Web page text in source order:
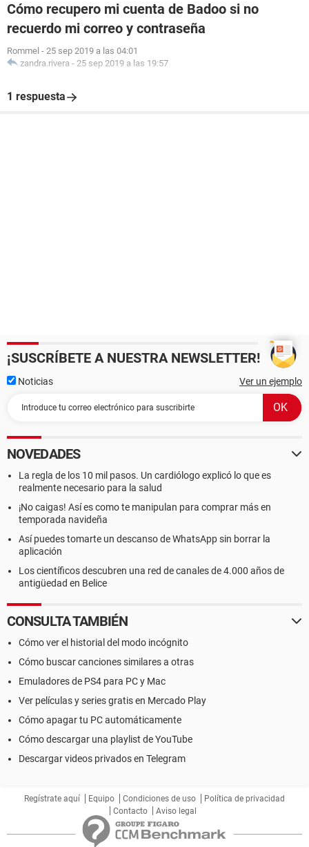
Cómo recupero mi cuenta de Badoo si no
recuerdo mi correo y contraseña
Rommel - 25 sep 2019 a las 04:01
zandra.rivera - 25 sep 2019 a las 19:57
1 respuesta
¡SUSCRÍBETE A NUESTRA NEWSLETTER!
Noticias Ver un ejemplo
NOVEDADES
La regla de los 10 mil pasos. Un cardiólogo explicó lo que es
realmente necesario para la salud
¡No caigas! Así es como te manipulan para comprar más en
temporada navideña
Así puedes tomarte un descanso de WhatsApp sin borrar la
aplicación
Los científicos descubren una red de canales de 4.000 años de
antigüedad en Belice
CONSULTA TAMBIÉN
Cómo ver el historial del modo incógnito
Cómo buscar canciones similares a otras
Emuladores de PS4 para PC y Mac
Ver películas y series gratis en Mercado Play
Cómo apagar tu PC automáticamente
Cómo descargar una playlist de YouTube
Descargar videos privados en Telegram
Regístrate aquí Equipo Condiciones de uso
Política de privacidad
Contacto
Aviso legal